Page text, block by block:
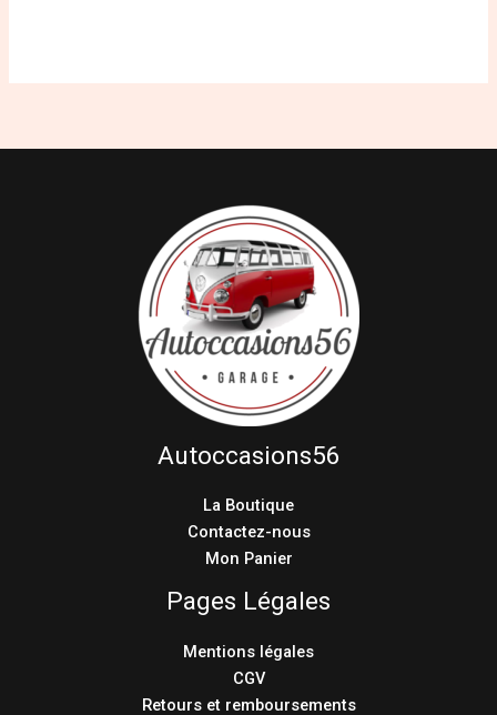
Autoccasions56
La Boutique
Contactez-nous
Mon Panier
Pages Légales
Mentions légales
CGV
Retours et remboursements